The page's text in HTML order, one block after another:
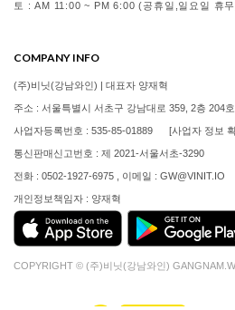
토 : AM 11:00 ~ PM 6:00 (공휴일,일요일 휴
COMPANY INFO
(주)비닛(강남와인) | 대표자 양재혁
주소 : 서울특별시 서초구 강남대로 359, 2층 204호
사업자등록번호 : 535-85-01889 [사업자 정보
통신판매신고번호 : 제 2021-서울서초-3290
전화 : 0502-1927-6975 , 이메일 : GW@VINIT.IO
개인정보책임자 : 양재혁
COPYRIGHT © (주)비닛(강남와인)